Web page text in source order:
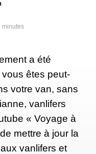
minutes
a été
êtes peut-
votre van, sans
vanlifers
« Voyage à
mettre à jour la
vanlifers et